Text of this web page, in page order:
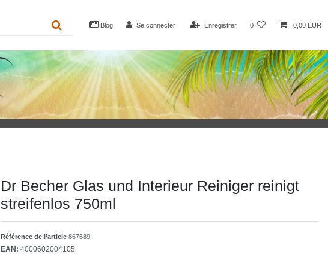
Blog Se connecter Enregistrer 0 0,00 EUR
Dr Becher Glas und Interieur Reiniger reinigt
streifenlos 750ml
Référence de l’article 867689
EAN: 4000602004105